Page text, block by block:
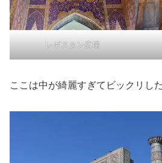
レギスタン広場
ここは中が綺麗すぎてビックリした